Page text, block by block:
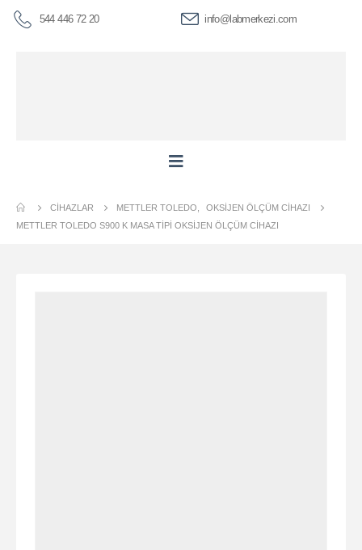
544 446 72 20 info@labmerkezi.com
CIHAZLAR METTLER TOLEDO
OKSIJEN ÖLÇÜM CIHAZI
METTLER TOLEDO S900 K MASA TIPI OKSIJEN ÖLÇÜM CIHAZI